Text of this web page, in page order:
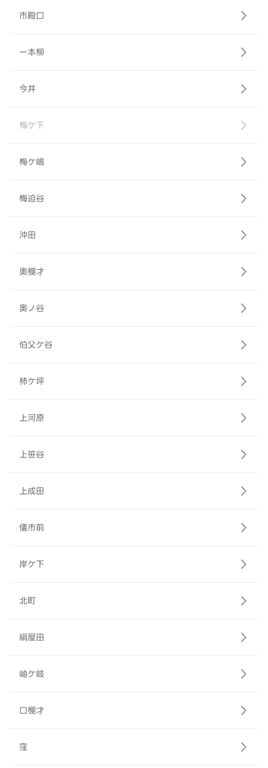
市殿口
一本柳
今井
梅ケ下
梅ケ嶋
梅迫谷
沖田
奥棚才
奥ノ谷
伯父ケ谷
柿ケ坪
上河原
上笹谷
上成田
儀市前
岸ケ下
北町
絹屋田
岫ケ岐
口棚才
窪